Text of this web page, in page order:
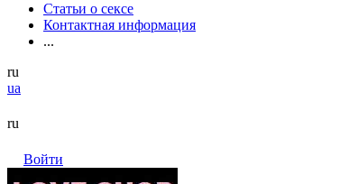
Статьи о сексе
Контактная информация
...
ru
ua
ru
Войти